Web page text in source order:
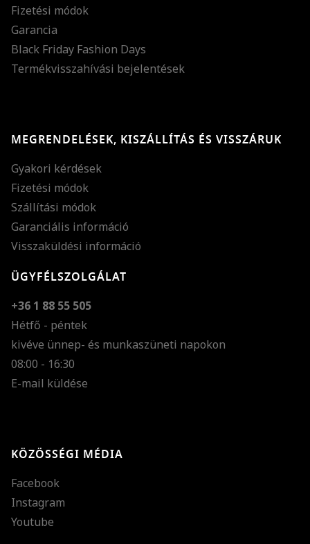
Fizetési módok
Garancia
Black Friday Fashion Days
Termékvisszahívási bejelentések
MEGRENDELÉSEK, KISZÁLLÍTÁS ÉS VISSZÁRUK
Gyakori kérdések
Fizetési módok
Szállítási módok
Garanciális információ
Visszaküldési információ
ÜGYFÉLSZOLGÁLAT
+36 1 88 55 505
Hétfő - péntek
kivéve ünnep- és munkaszüneti napokon
08:00 - 16:30
E-mail küldése
KÖZÖSSÉGI MÉDIA
Facebook
Instagram
Youtube